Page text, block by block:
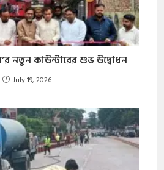
নতুন কাউন্টারের শুভ উদ্বোধন
July 19, 2026